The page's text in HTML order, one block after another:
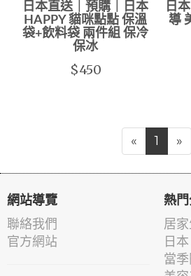
日本直送｜預購｜日本
HAPPY 貓咪點點 保溫
袋+飲料袋 兩件組 保冷
保冰
$450
日
導
« 1 »
網站導覽
聯絡我們
官方網站
熱
居
日
當